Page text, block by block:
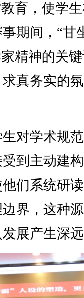
育，使学
期间，“甘
精神的关
真务实的
对学术规范
到主动建
们系统研
界，这种
展产生深